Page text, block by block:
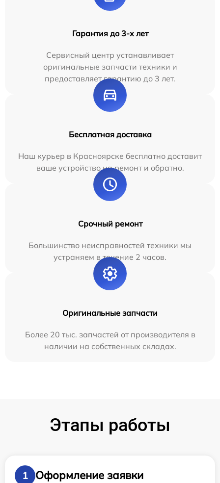
Гарантия до 3-х лет
Сервисный центр устанавливает
оригинальные запчасти техники и
предоставляет гарантию до 3 лет.
Бесплатная доставка
Наш курьер в Красноярске бесплатно доставит
ваше устройство на ремонт и обратно.
Срочный ремонт
Большинство неисправностей техники мы
устраняем в течение 2 часов.
Оригинальные запчасти
Более 20 тыс. запчастей от производителя в
наличии на собственных складах.
Этапы работы
1
Оформление заявки